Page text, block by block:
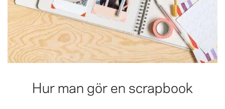
Hur man gör en scrapbook